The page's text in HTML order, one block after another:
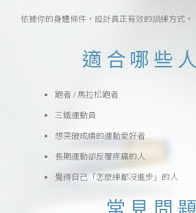
依據你的身體條件，設計真正有效的訓練方式。
適合哪些
跑者 / 馬拉松跑者
三鐵運動員
想突破成績的運動愛好者
長期運動卻反覆疼痛的人
覺得自己「怎麼練都沒進步」的人
常見問題